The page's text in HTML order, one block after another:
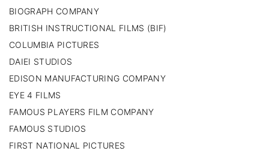
BIOGRAPH COMPANY
BRITISH INSTRUCTIONAL FILMS (BIF)
COLUMBIA PICTURES
DAIEI STUDIOS
EDISON MANUFACTURING COMPANY
EYE 4 FILMS
FAMOUS PLAYERS FILM COMPANY
FAMOUS STUDIOS
FIRST NATIONAL PICTURES